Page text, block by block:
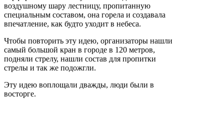
воздушному шару лестницу, пропитанную
специальным составом, она горела и создавала
впечатление, как будто уходит в небеса.
Чтобы повторить эту идею, организаторы нашли
самый большой кран в городе в 120 метров,
подняли стрелу, нашли состав для пропитки
стрелы и так же подожгли.
Эту идею воплощали дважды, люди были в
восторге.